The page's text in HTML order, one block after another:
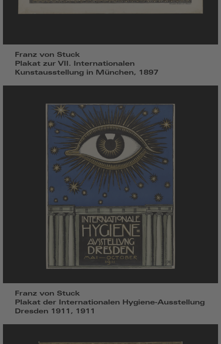
Franz von Stuck
Plakat zur VII. Internationalen
Kunstausstellung in München, 1897
Franz von Stuck
Plakat der Internationalen Hygiene-Ausstellung
Dresden 1911, 1911